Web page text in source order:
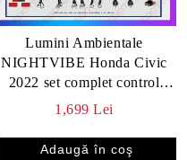
Lumini Ambientale
NIGHTVIBE Honda Civic
2022 set complet control
telefon sau sistem original
1,699 Lei